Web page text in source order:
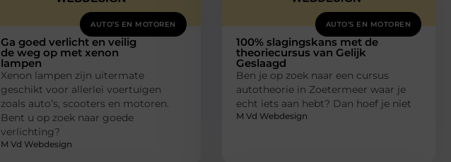
AUTO’S EN MOTOREN
Ga goed verlicht en veilig
de weg op met xenon
lampen
Xenon lampen zijn uitermate
geschikt voor allerlei voertuigen
zoals auto’s, scooters en motoren.
Bent u op zoek naar goede
verlichting?
M Vd Webdesign
AUTO’S EN MOTOREN
100% slagingskans met de
theoriecursus van Gelijk
Geslaagd
Ben je op zoek naar een cursus
autotheorie in Zoetermeer waar je
echt iets aan hebt? Dan hoef je niet
M Vd Webdesign